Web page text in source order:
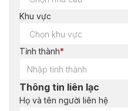
Khu vực
Tỉnh thành*
Thông tin liên lạc
Họ và tên người liên hệ